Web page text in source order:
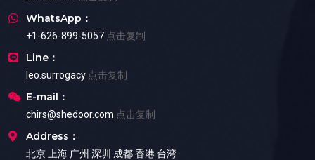
WhatsApp：
+1-626-899-5057 点击复制
Line：
leo.surrogacy 点击复制
E-mail：
chirs@shedoor.com 点击复制
Address：
北京 上海 广州 深圳 成都 香港 台湾